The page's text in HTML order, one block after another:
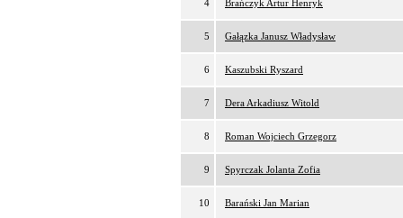
4 Brańczyk Artur Henryk
5 Gałązka Janusz Władysław
6 Kaszubski Ryszard
7 Dera Arkadiusz Witold
8 Roman Wojciech Grzegorz
9 Spyrczak Jolanta Zofia
10 Barański Jan Marian